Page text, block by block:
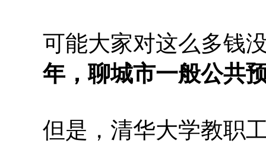
可能大家对这么多钱
年，聊城市一般公共
但是，清华大学教职